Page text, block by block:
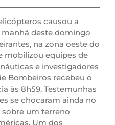
causou a
manhã deste domingo
na zona oeste do
mobilizou equipes de
e investigadores
Bombeiros recebeu o
às 8h59. Testemunhas
se chocaram ainda no
um terreno
Um dos